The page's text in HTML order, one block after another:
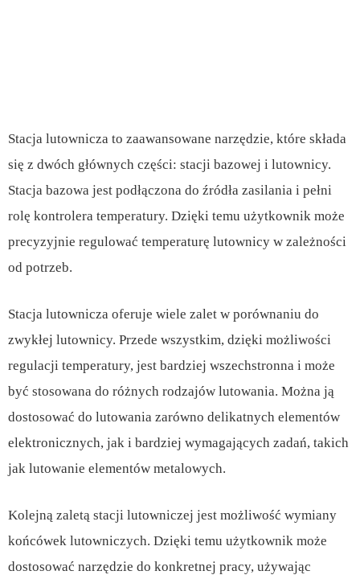
Stacja lutownicza to zaawansowane narzędzie, które składa
się z dwóch głównych części: stacji bazowej i lutownicy.
Stacja bazowa jest podłączona do źródła zasilania i pełni
rolę kontrolera temperatury. Dzięki temu użytkownik może
precyzyjnie regulować temperaturę lutownicy w zależności
od potrzeb.
Stacja lutownicza oferuje wiele zalet w porównaniu do
zwykłej lutownicy. Przede wszystkim, dzięki możliwości
regulacji temperatury, jest bardziej wszechstronna i może
być stosowana do różnych rodzajów lutowania. Można ją
dostosować do lutowania zarówno delikatnych elementów
elektronicznych, jak i bardziej wymagających zadań, takich
jak lutowanie elementów metalowych.
Kolejną zaletą stacji lutowniczej jest możliwość wymiany
końcówek lutowniczych. Dzięki temu użytkownik może
dostosować narzędzie do konkretnej pracy, używając